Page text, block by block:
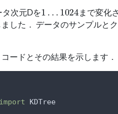
次元Dを
1 1024
まで変化
した． データのサンプルと
ードとその結果を示します．
import KDTree